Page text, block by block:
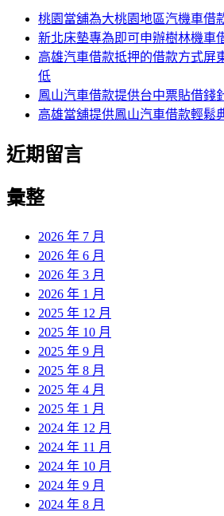
桃園當舖為大桃園地區汽機車借
新北床墊專為即可申辦樹林機車
高雄汽車借款抵押的借款方式屏
低
鳳山汽車借款提供台中票貼借錢
高雄當舖提供鳳山汽車借款輕鬆
近期留言
彙整
2026 年 7 月
2026 年 6 月
2026 年 3 月
2026 年 1 月
2025 年 12 月
2025 年 10 月
2025 年 9 月
2025 年 8 月
2025 年 4 月
2025 年 1 月
2024 年 12 月
2024 年 11 月
2024 年 10 月
2024 年 9 月
2024 年 8 月